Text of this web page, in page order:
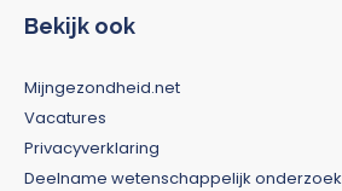
Bekijk ook
Mijngezondheid.net
Vacatures
Privacyverklaring
Deelname wetenschappelijk onderzoek